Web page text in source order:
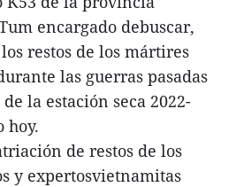
encargado debuscar,
restos de los mártires
las guerras pasadas
la estación seca 2022-
hoy.
de restos de los
y expertosvietnamitas